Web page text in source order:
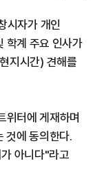
시자가 개인
학계 주요 인사가
지시간) 견해를
위터에 게재하며
것에 동의한다.
아니다"라고